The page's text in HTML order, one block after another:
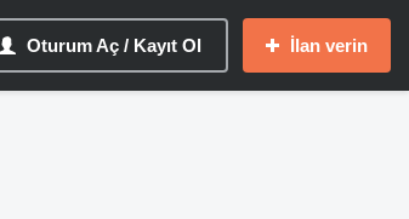
Oturum Aç / Kayıt Ol İlan verin